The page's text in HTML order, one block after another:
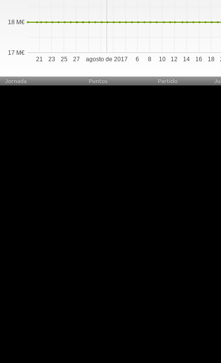
agosto de 2017
21 23 25 27 6 8 10 12 14 16 18
17 M€
18 M€
Jornada Puntos Partido